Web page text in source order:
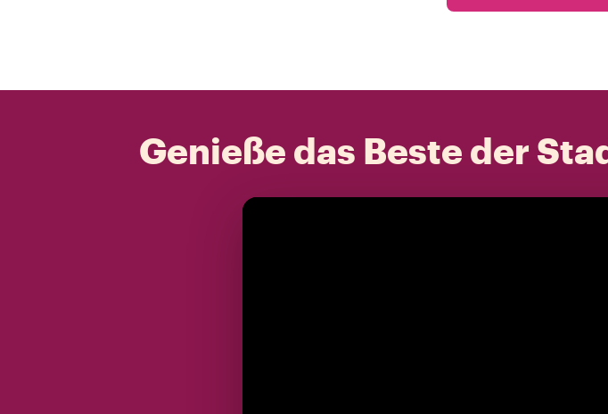
Genieße das Beste der